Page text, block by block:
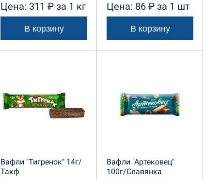
Цена: 311 ₽ за 1 кг
В корзину
Цена: 86 ₽ за 1 шт
В корзину
Вафли "Тигренок" 14г/
Такф
Вафли "Артековец"
100г/Славянка